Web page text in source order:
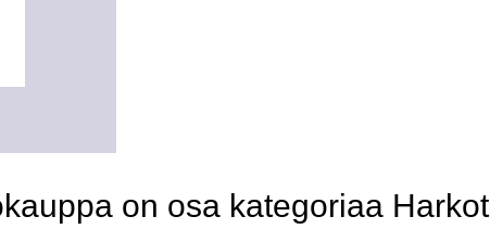
on osa kategoriaa Harkot